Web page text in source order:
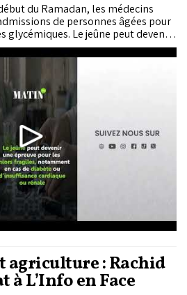
du Ramadan, les médecins
de personnes âgées pour
glycémiques. Le jeûne peut devenir
fragiles, notamment en cas de
cardiaque ou rénale. Les
sur les risques
ou d’acidocétose en cas de
: Rachid
à L’Info en Face